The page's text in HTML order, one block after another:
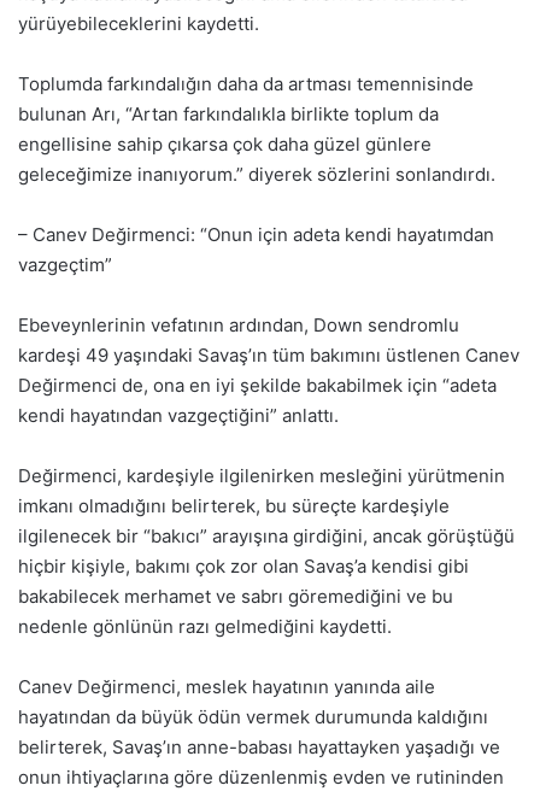
yürüyebileceklerini kaydetti.
Toplumda farkındalığın daha da artması temennisinde
bulunan Arı, “Artan farkındalıkla birlikte toplum da
engellisine sahip çıkarsa çok daha güzel günlere
geleceğimize inanıyorum.” diyerek sözlerini sonlandırdı.
– Canev Değirmenci: “Onun için adeta kendi hayatımdan
vazgeçtim”
Ebeveynlerinin vefatının ardından, Down sendromlu
kardeşi 49 yaşındaki Savaş’ın tüm bakımını üstlenen Canev
Değirmenci de, ona en iyi şekilde bakabilmek için “adeta
kendi hayatından vazgeçtiğini” anlattı.
Değirmenci, kardeşiyle ilgilenirken mesleğini yürütmenin
imkanı olmadığını belirterek, bu süreçte kardeşiyle
ilgilenecek bir “bakıcı” arayışına girdiğini, ancak görüştüğü
hiçbir kişiyle, bakımı çok zor olan Savaş’a kendisi gibi
bakabilecek merhamet ve sabrı göremediğini ve bu
nedenle gönlünün razı gelmediğini kaydetti.
Canev Değirmenci, meslek hayatının yanında aile
hayatından da büyük ödün vermek durumunda kaldığını
belirterek, Savaş’ın anne-babası hayattayken yaşadığı ve
onun ihtiyaçlarına göre düzenlenmiş evden ve rutininden